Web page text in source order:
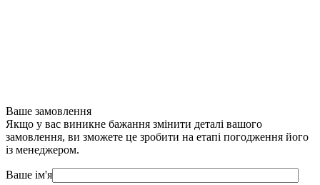
Ваше замовлення
Якщо у вас виникне бажання змінити деталі вашого
замовлення, ви зможете це зробити на етапі погодження його
із менеджером.
Ваше ім'я